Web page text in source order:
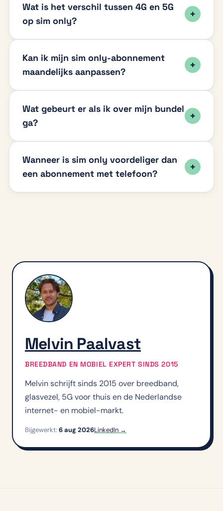
Wat is het verschil tussen 4G en 5G
op sim only?
Kan ik mijn sim only-abonnement
maandelijks aanpassen?
Wat gebeurt er als ik over mijn bundel
ga?
Wanneer is sim only voordeliger dan
een abonnement met telefoon?
Melvin Paalvast
BREEDBAND EN MOBIEL EXPERT SINDS 2015
Melvin schrijft sinds 2015 over breedband,
glasvezel, 5G voor thuis en de Nederlandse
internet- en mobiel-markt.
Bijgewerkt: 6 aug 2026LinkedIn →